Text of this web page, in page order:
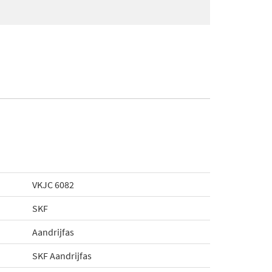
VKJC 6082
SKF
Aandrijfas
SKF Aandrijfas